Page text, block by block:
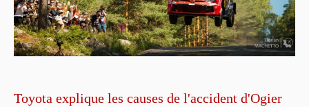
Toyota explique les causes de l'accident d'Ogier